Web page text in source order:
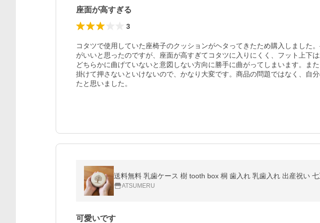
座面が高すぎる
3
コタツで使用していた座椅子のクッションがヘタってきたため購入しました
がいいと思ったのですが、座面が高すぎてコタツに入りにくく、フット上下は
どちらかに曲げていないと意図しない方向に勝手に曲がってしまいます。ま
掛けて押さないといけないので、かなり大変です。商品の問題ではなく、自
たと思いました。
送料無料 乳歯ケース 樹 tooth box 桐 歯入れ 乳歯入れ 出産祝い
ATSUMERU
可愛いです